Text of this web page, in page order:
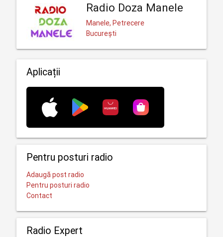
Radio Doza Manele
Manele, Petrecere
București
Aplicații
Pentru posturi radio
Adaugă post radio
Pentru posturi radio
Contact
Radio Expert